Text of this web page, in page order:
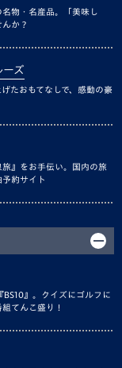
物・名産品。「美味し
か？
ーズ
たおもてなしで、感動の豪
』をお手伝い。国内の旅
約サイト
BS10』。クイズにゴルフに
てんこ盛り！